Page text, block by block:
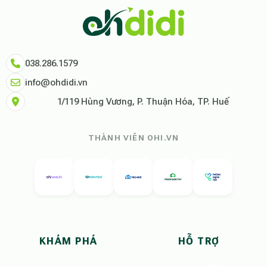
Ohdidi Facebook Official,
038.286.1579
info@ohdidi.vn
1/119 Hùng Vương, P. Thuận Hóa, TP. Huế
THÀNH VIÊN OHI.VN
KHÁM PHÁ HỖ TRỢ